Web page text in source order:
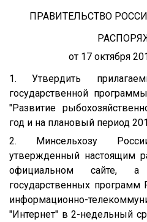
ПРАВИТЕЛЬСТВО
от 17 октября
1. Утвердить
государственной
"Развитие
год и на плановый период
2. Минсельхозу
утвержденный настоящим
официальном сайте,
государственных
информационно-
"Интернет" в 2-недельный